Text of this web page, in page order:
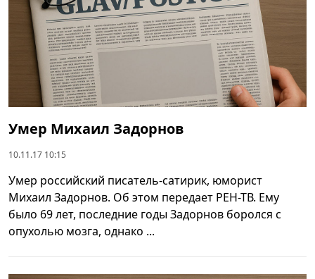
Умер Михаил Задорнов
10.11.17 10:15
Умер российский писатель-сатирик, юморист
Михаил Задорнов. Об этом передает РЕН-ТВ. Ему
было 69 лет, последние годы Задорнов боролся с
опухолью мозга, однако ...